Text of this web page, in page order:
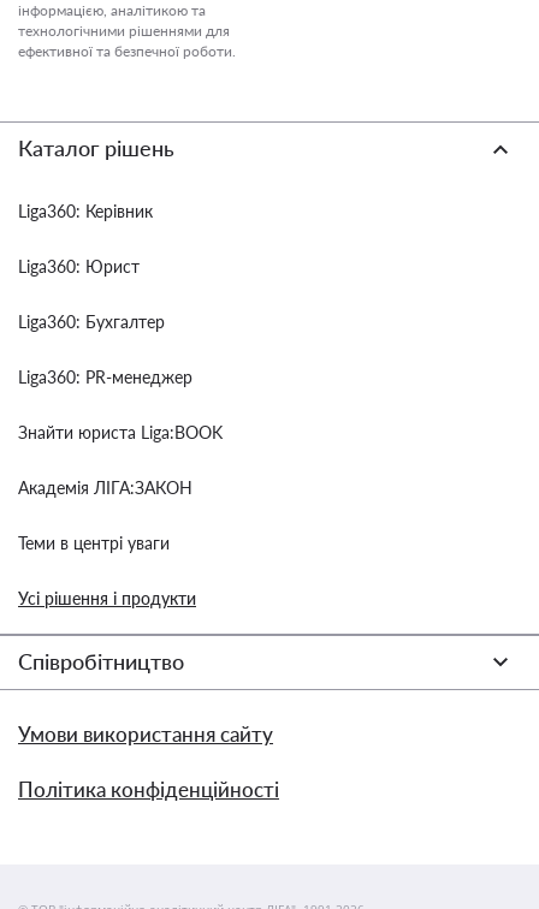
інформацією, аналітикою та
технологічними рішеннями для
ефективної та безпечної роботи.
Каталог рішень
Liga360: Керівник
Liga360: Юрист
Liga360: Бухгалтер
Liga360: PR-менеджер
Знайти юриста Liga:BOOK
Академія ЛІГА:ЗАКОН
Теми в центрі уваги
Усі рішення і продукти
Співробітництво
Умови використання сайту
Політика конфіденційності